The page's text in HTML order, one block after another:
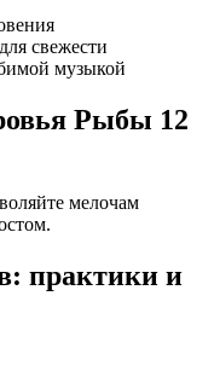
свежести
музыкой
Рыбы 12
мелочам
практики и